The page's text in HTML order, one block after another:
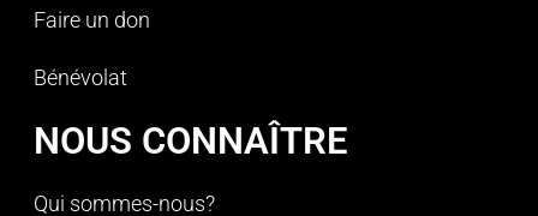
Faire un don
Bénévolat
NOUS CONNAÎTRE
Qui sommes-nous?